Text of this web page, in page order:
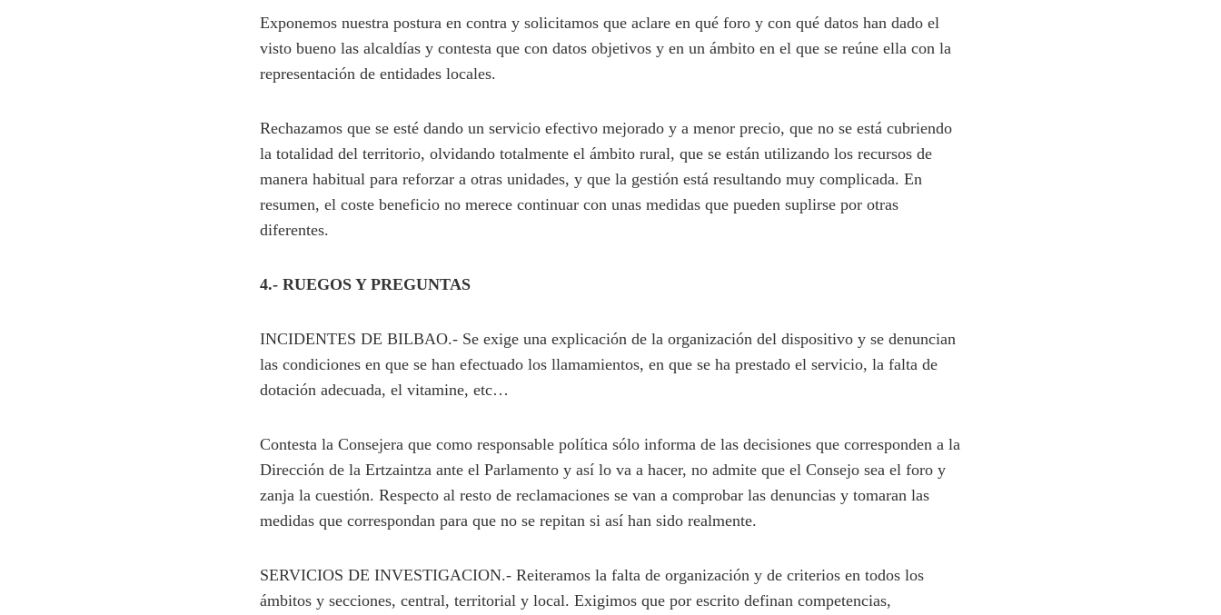
Exponemos nuestra postura en contra y solicitamos que aclare en qué foro y con qué datos han dado el
visto bueno las alcaldías y contesta que con datos objetivos y en un ámbito en el que se reúne ella con la
representación de entidades locales.
Rechazamos que se esté dando un servicio efectivo mejorado y a menor precio, que no se está cubriendo
la totalidad del territorio, olvidando totalmente el ámbito rural, que se están utilizando los recursos de
manera habitual para reforzar a otras unidades, y que la gestión está resultando muy complicada. En
resumen, el coste beneficio no merece continuar con unas medidas que pueden suplirse por otras
diferentes.
4.- RUEGOS Y PREGUNTAS
INCIDENTES DE BILBAO.- Se exige una explicación de la organización del dispositivo y se denuncian
las condiciones en que se han efectuado los llamamientos, en que se ha prestado el servicio, la falta de
dotación adecuada, el vitamine, etc…
Contesta la Consejera que como responsable política sólo informa de las decisiones que corresponden a la
Dirección de la Ertzaintza ante el Parlamento y así lo va a hacer, no admite que el Consejo sea el foro y
zanja la cuestión. Respecto al resto de reclamaciones se van a comprobar las denuncias y tomaran las
medidas que correspondan para que no se repitan si así han sido realmente.
SERVICIOS DE INVESTIGACION.- Reiteramos la falta de organización y de criterios en todos los
ámbitos y secciones, central, territorial y local. Exigimos que por escrito definan competencias,